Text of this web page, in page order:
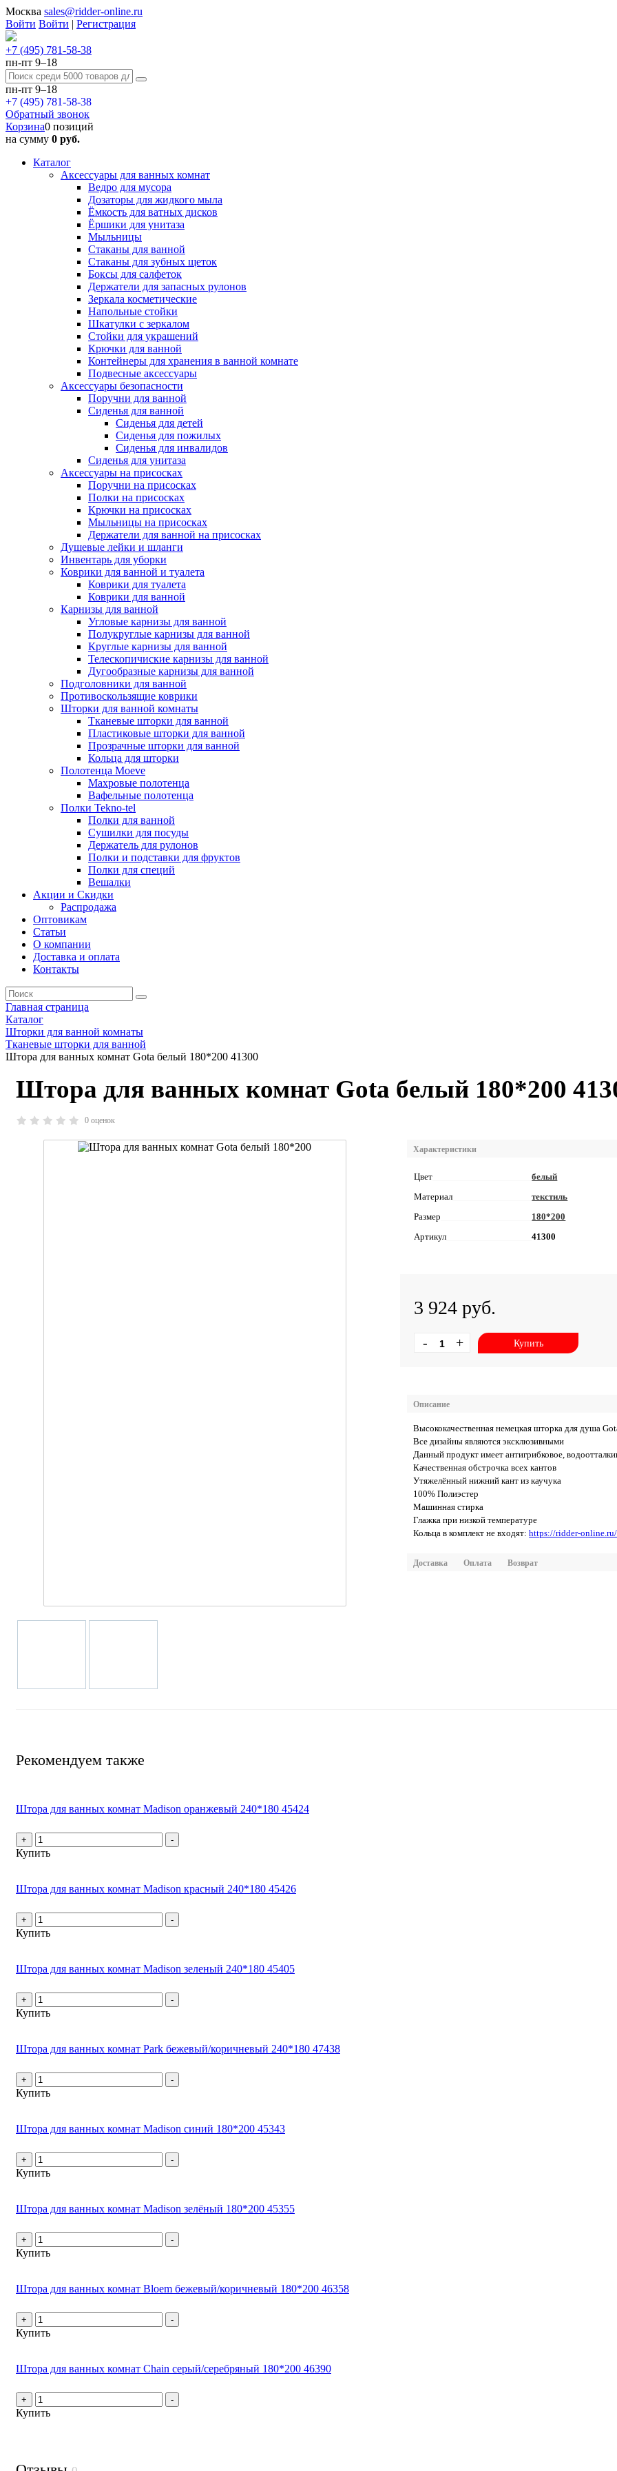
Москва sales@ridder-online.ru
Войти Войти | Регистрация
+7 (495) 781-58-38
пн-пт 9–18
пн-пт 9–18
+7 (495) 781-58-38
Обратный звонок
Корзина0 позиций
на сумму 0 руб.
Каталог
Аксессуары для ванных комнат
Ведро для мусора
Дозаторы для жидкого мыла
Ёмкость для ватных дисков
Ёршики для унитаза
Мыльницы
Стаканы для ванной
Стаканы для зубных щеток
Боксы для салфеток
Держатели для запасных рулонов
Зеркала косметические
Напольные стойки
Шкатулки с зеркалом
Стойки для украшений
Крючки для ванной
Контейнеры для хранения в ванной комнате
Подвесные аксессуары
Аксессуары безопасности
Поручни для ванной
Сиденья для ванной
Сиденья для детей
Сиденья для пожилых
Сиденья для инвалидов
Сиденья для унитаза
Аксессуары на присосках
Поручни на присосках
Полки на присосках
Крючки на присосках
Мыльницы на присосках
Держатели для ванной на присосках
Душевые лейки и шланги
Инвентарь для уборки
Коврики для ванной и туалета
Коврики для туалета
Коврики для ванной
Карнизы для ванной
Угловые карнизы для ванной
Полукруглые карнизы для ванной
Круглые карнизы для ванной
Телескопичиские карнизы для ванной
Дугообразные карнизы для ванной
Подголовники для ванной
Противоскользящие коврики
Шторки для ванной комнаты
Тканевые шторки для ванной
Пластиковые шторки для ванной
Прозрачные шторки для ванной
Кольца для шторки
Полотенца Moeve
Махровые полотенца
Вафельные полотенца
Полки Tekno-tel
Полки для ванной
Сушилки для посуды
Держатель для рулонов
Полки и подставки для фруктов
Полки для специй
Вешалки
Акции и Скидки
Распродажа
Оптовикам
Статьи
О компании
Доставка и оплата
Контакты
Главная страница
Каталог
Шторки для ванной комнаты
Тканевые шторки для ванной
Штора для ванных комнат Gota белый 180*200 41300
Штора для ванных комнат Gota белый 180*200
0 оценок
Характеристики
Цвет
белый
Материал
текстиль
Размер
180*200
Артикул
41300
3 924 руб.
- + Купить
Описание
Высококачественная немецкая шторка для душа
Все дизайны являются эксклюзивными
Данный продукт имеет антигрибковое,
Качественная обстрочка всех кантов
Утяжелённый нижний кант из каучука
100% Полиэстер
Машинная стирка
Глажка при низкой температуре
Кольца в комплект не входят:https://ridder-
Доставка Оплата Возврат
Рекомендуем также
Штора для ванных комнат Madison оранжевый 240*180 45424
+ -
Купить
Штора для ванных комнат Madison красный 240*180 45426
+ -
Купить
Штора для ванных комнат Madison зеленый 240*180 45405
+ -
Купить
Штора для ванных комнат Park бежевый/коричневый 240*180 47438
+ -
Купить
Штора для ванных комнат Madison синий 180*200 45343
+ -
Купить
Штора для ванных комнат Madison зелёный 180*200 45355
+ -
Купить
Штора для ванных комнат Bloem бежевый/коричневый 180*200 46358
+ -
Купить
Штора для ванных комнат Chain серый/серебряный 180*200 46390
+ -
Купить